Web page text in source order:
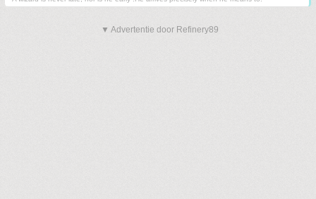
▼ Advertentie door Refinery89